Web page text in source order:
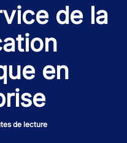
de la
en
de lecture